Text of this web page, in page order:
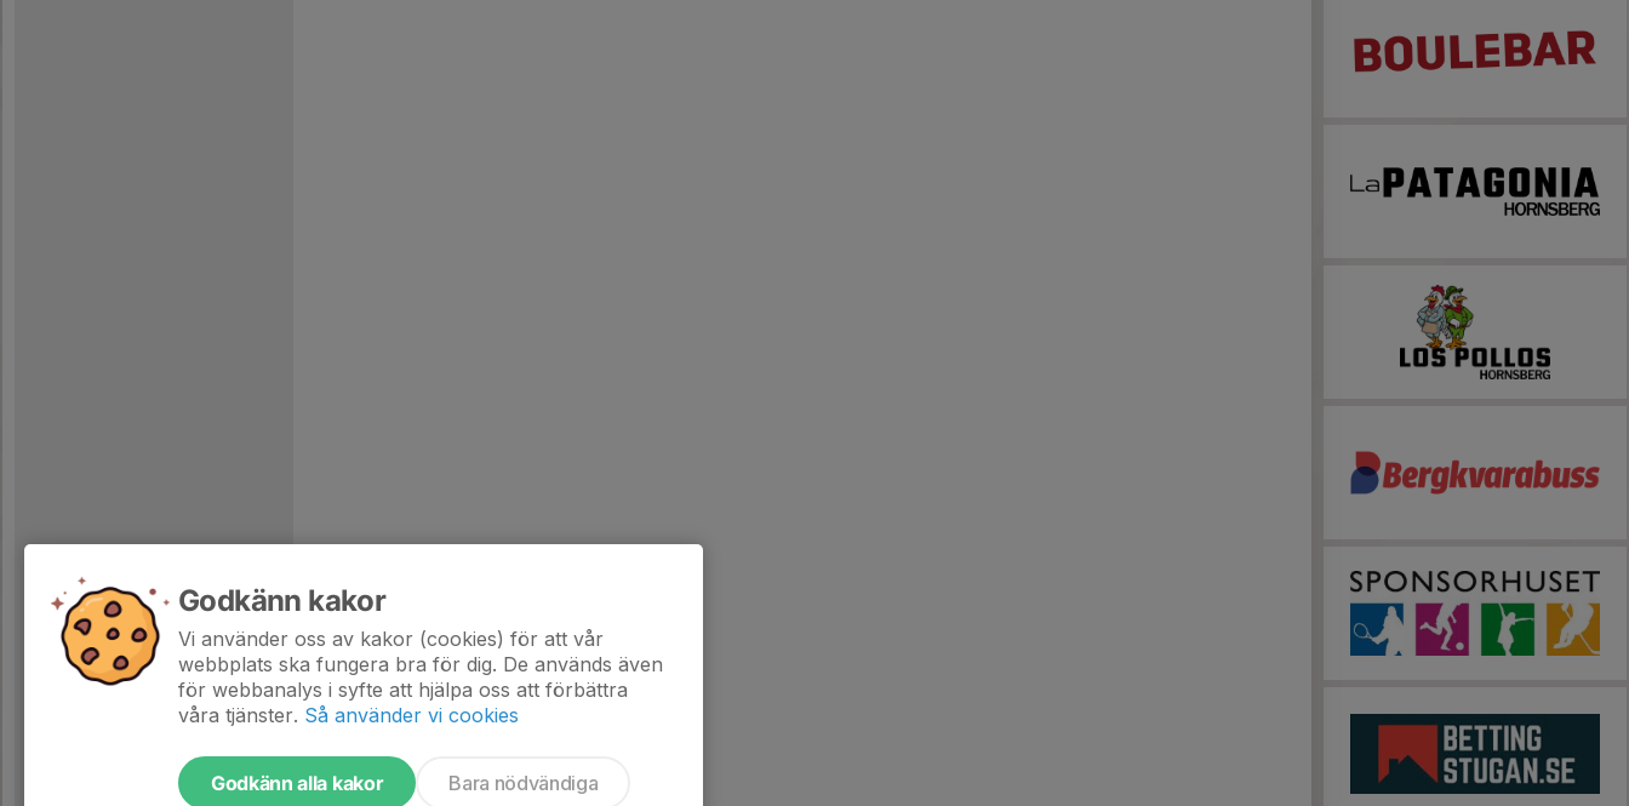
Godkänn kakor
Vi använder oss av kakor (cookies) för att vår
webbplats ska fungera bra för dig. De används även
för webbanalys i syfte att hjälpa oss att förbättra
våra tjänster. Så använder vi cookies
Godkänn alla kakor Bara nödvändiga